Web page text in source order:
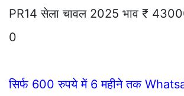
PR14 सेला चावल 2025 भाव ₹
0
सिर्फ 600 रुपये में 6 महीने तक